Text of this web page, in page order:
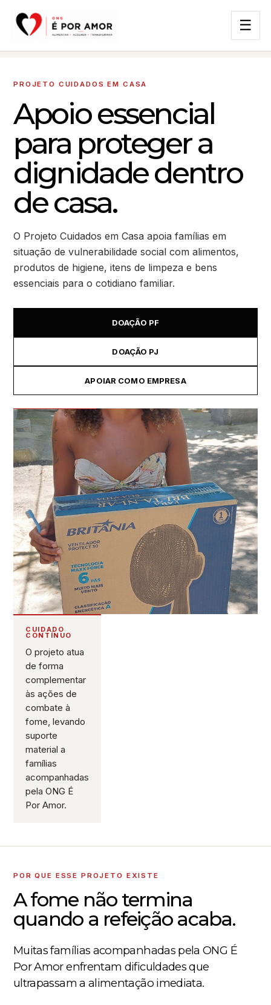
☰
PROJETO CUIDADOS EM CASA
Apoio essencial
para proteger a
dignidade dentro
de casa.
O Projeto Cuidados em Casa apoia famílias em
situação de vulnerabilidade social com alimentos,
produtos de higiene, itens de limpeza e bens
essenciais para o cotidiano familiar.
DOAÇÃO PF
DOAÇÃO PJ
APOIAR COMO EMPRESA
CUIDADO
CONTÍNUO
O projeto atua
de forma
complementar
às ações de
combate à
fome, levando
suporte
material a
famílias
acompanhadas
pela ONG É
Por Amor.
POR QUE ESSE PROJETO EXISTE
A fome não termina
quando a refeição acaba.
Muitas famílias acompanhadas pela ONG É
Por Amor enfrentam dificuldades que
ultrapassam a alimentação imediata.